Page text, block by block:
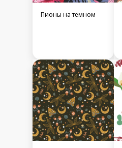
Пионы на темном